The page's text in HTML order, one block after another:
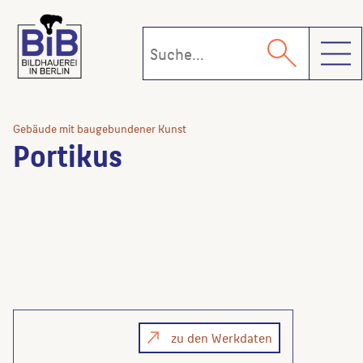
Gebäude mit baugebundener Kunst
Portikus
zu den Werkdaten